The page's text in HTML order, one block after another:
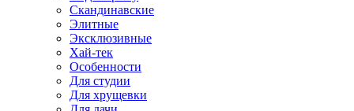
Скандинавские
Элитные
Эксклюзивные
Хай-тек
Особенности
Для студии
Для хрущевки